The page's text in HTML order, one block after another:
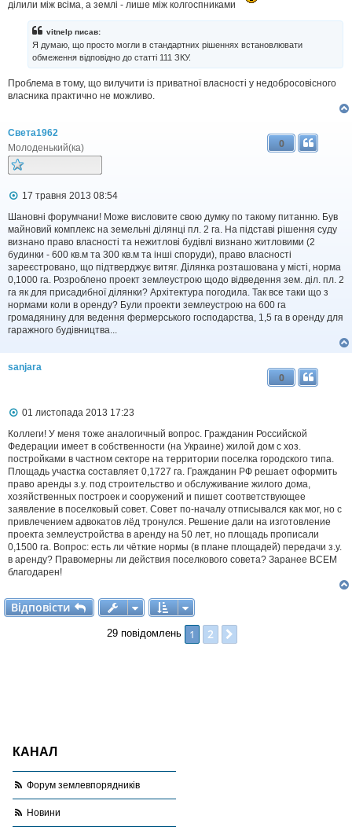
ділили між всіма, а землі - лише між колгоспниками
vitnelp писав:
Я думаю, що просто могли в стандартних рішеннях встановлювати
обмеження відповідно до статті 111 ЗКУ.
Проблема в тому, що вилучити із приватної власності у недобросовісного
власника практично не можливо.
Света1962
Молоденький(ка)
0
П
в
і
д
о
м
л
е
н
н
я
17 травня 2013 08:54
Шановні форумчани! Може висловите свою думку по такому питанню. Був
майновий комплекс на земельні ділянці пл. 2 га. На підставі рішення суду
визнано право власності та нежитлові будівлі визнано житловими (2
будинки - 600 кв.м та 300 кв.м та інші споруди), право власності
зареєстровано, що підтверджує витяг. Ділянка розташована у місті, норма
0,1000 га. Розроблено проект землеустрою щодо відведення зем. діл. пл. 2
га як для присадибної ділянки? Архітектура погодила. Так все таки що з
нормами коли в оренду? Були проекти землеустрою на 600 га
громадянину для ведення фермерського господарства, 1,5 га в оренду для
гаражного будівництва...
sanjara
0
П
в
і
д
о
м
л
е
н
н
я
01 листопада 2013 17:23
Коллеги! У меня тоже аналогичный вопрос. Гражданин Российской
Федерации имеет в собственности (на Украине) жилой дом с хоз.
постройками в частном секторе на территории поселка городского типа.
Площадь участка составляет 0,1727 га. Гражданин РФ решает оформить
право аренды з.у. под строительство и обслуживание жилого дома,
хозяйственных построек и сооружений и пишет соответствующее
заявление в поселковый совет. Совет по-началу отписывался как мог, но с
привлечением адвокатов лёд тронулся. Решение дали на изготовление
проекта землеустройства в аренду на 50 лет, но площадь прописали
0,1500 га. Вопрос: есть ли чёткие нормы (в плане площадей) передачи з.у.
в аренду? Правомерны ли действия поселкового совета? Заранее ВСЕМ
благодарен!
Відповісти
Відповісти
29 повідомлень 1 2
КАНАЛ
Форум землевпорядників
Новини